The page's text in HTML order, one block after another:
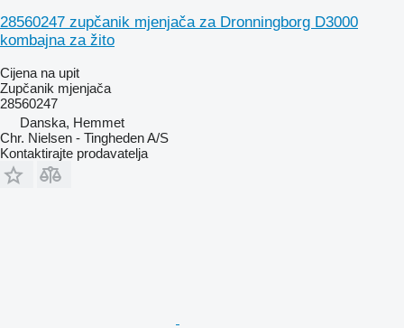
28560247 zupčanik mjenjača za Dronningborg D3000
kombajna za žito
Cijena na upit
Zupčanik mjenjača
28560247
Danska, Hemmet
Chr. Nielsen - Tingheden A/S
Kontaktirajte prodavatelja